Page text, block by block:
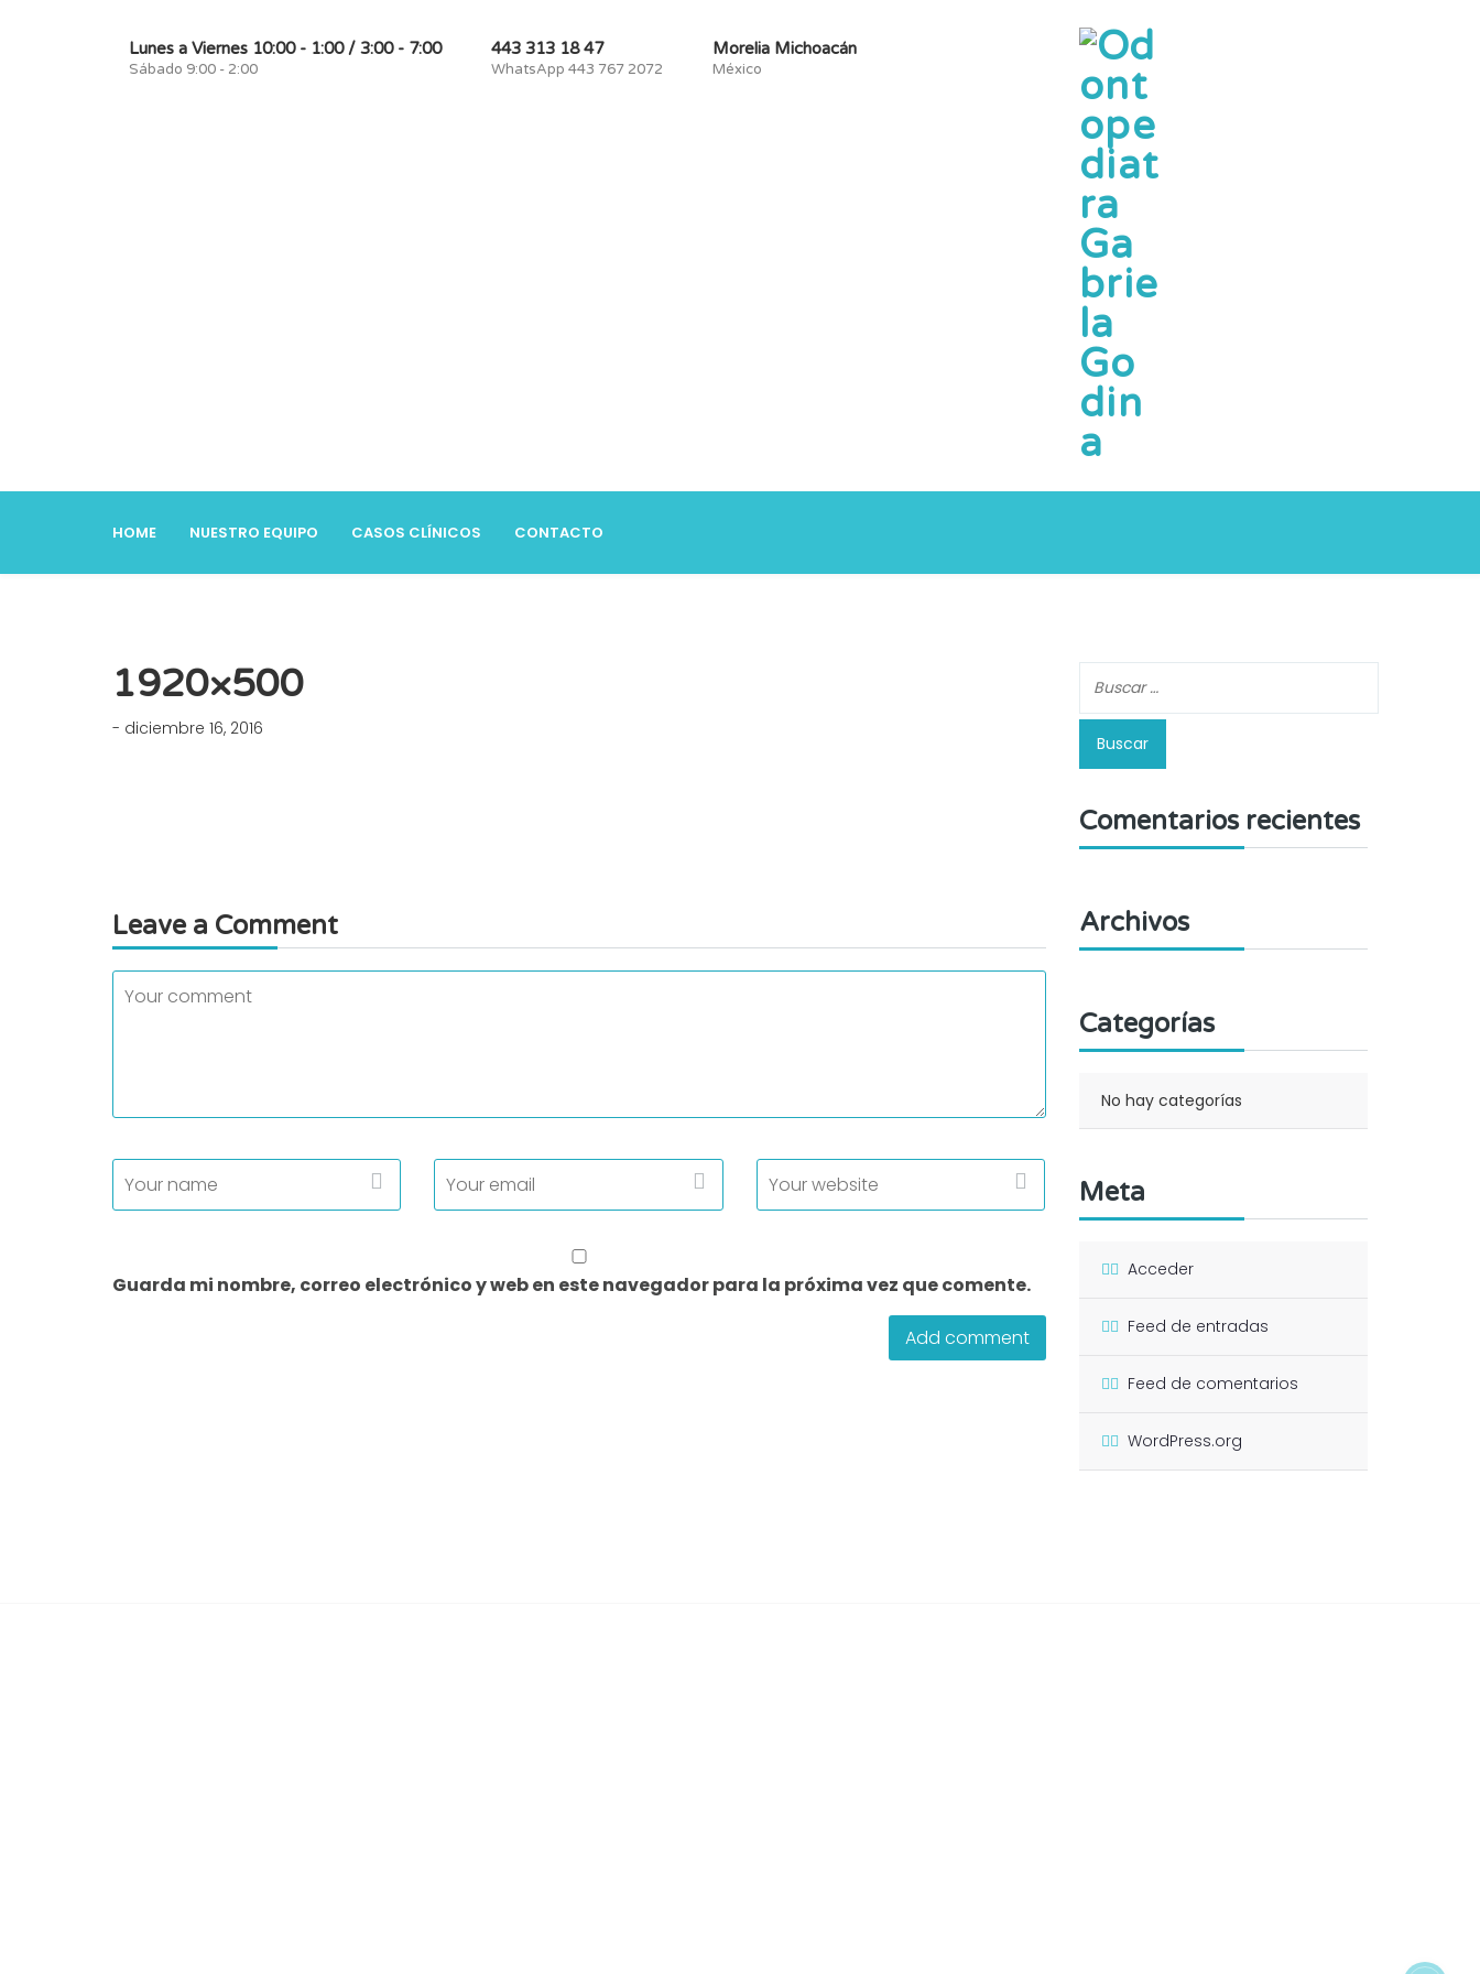
Lunes a Viernes 10:00 - 1:00 / 3:00 - 7:00
Sábado 9:00 - 2:00
443 313 18 47
WhatsApp 443 767 2072
Morelia Michoacán
México
HOME NUESTRO EQUIPO CASOS CLÍNICOS CONTACTO
1920×500
- diciembre 16, 2016
Leave a Comment
Guarda mi nombre, correo electrónico y web en este navegador para la próxima vez que comente.
Comentarios recientes
Archivos
Categorías
No hay categorías
Meta
Acceder
Feed de entradas
Feed de comentarios
WordPress.org